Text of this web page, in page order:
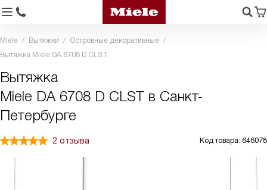
Miele Вытяжки
Островные декоративные
Вытяжка Miele DA 6708 D CLST
Вытяжка
Miele DA 6708 D CLST в Санкт-
Петербурге
2 отзыва Код товара: 646078